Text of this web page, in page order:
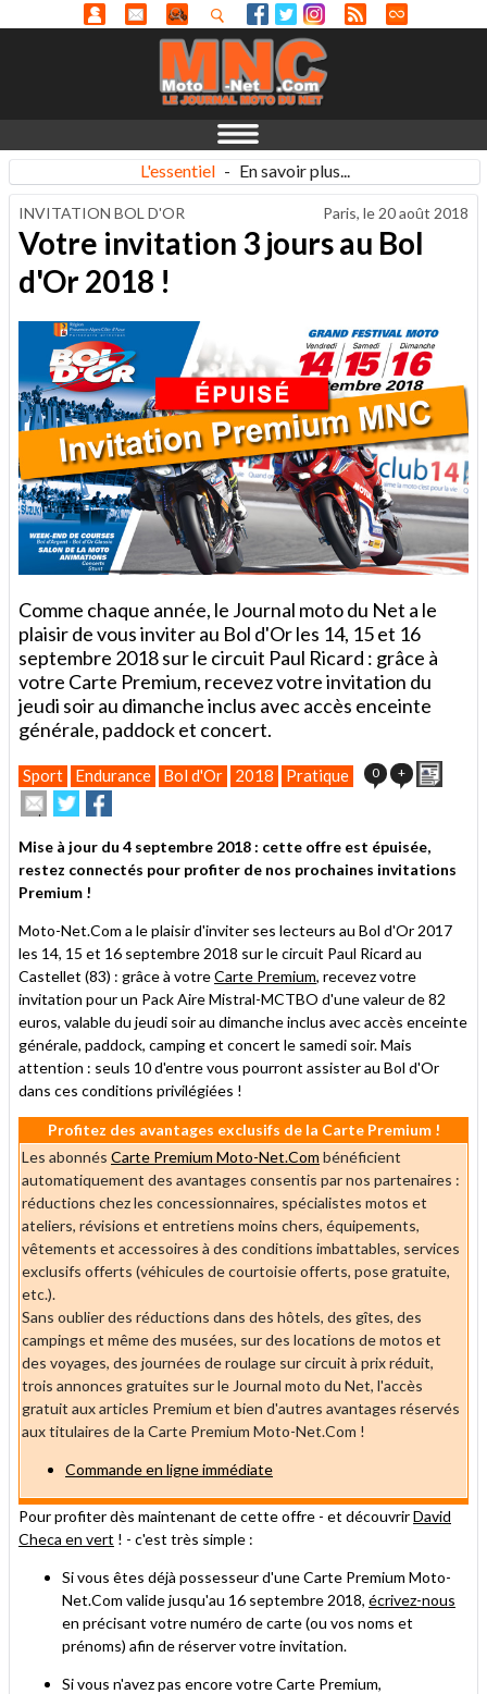
L'essentiel - En savoir plus...
INVITATION BOL D'OR Paris, le 20 août 2018
Votre invitation 3 jours au Bol
d'Or 2018 !
Comme chaque année, le Journal moto du Net a le
plaisir de vous inviter au Bol d'Or les 14, 15 et 16
septembre 2018 sur le circuit Paul Ricard : grâce à
votre Carte Premium, recevez votre invitation du
jeudi soir au dimanche inclus avec accès enceinte
générale, paddock et concert.
Sport Endurance Bol d'Or 2018 Pratique 0 +
Envoyer
cet
à
un
ami
Partager
sur
sur
Mise à jour du 4 septembre 2018 : cette offre est épuisée,
restez connectés pour profiter de nos prochaines invitations
Premium !
Moto-Net.Com a le plaisir d'inviter ses lecteurs au Bol d'Or 2017
les 14, 15 et 16 septembre 2018 sur le circuit Paul Ricard au
Castellet (83) : grâce à votreCarte Premium, recevez votre
invitation pour un Pack Aire Mistral-MCTBO d'une valeur de 82
euros, valable du jeudi soir au dimanche inclus avec accès enceinte
générale, paddock, camping et concert le samedi soir. Mais
attention : seuls 10 d'entre vous pourront assister au Bol d'Or
dans ces conditions privilégiées !
Profitez des avantages exclusifs de la Carte Premium !
Les abonnés Carte Premium Moto-Net.Com bénéficient
automatiquement des avantages consentis par nos partenaires :
réductions chez les concessionnaires, spécialistes motos et
ateliers, révisions et entretiens moins chers, équipements,
vêtements et accessoires à des conditions imbattables, services
exclusifs offerts (véhicules de courtoisie offerts, pose gratuite,
etc.).
Sans oublier des réductions dans des hôtels, des gîtes, des
campings et même des musées, sur des locations de motos et
des voyages, des journées de roulage sur circuit à prix réduit,
trois annonces gratuites sur le Journal moto du Net, l'accès
gratuit aux articles Premium et bien d'autres avantages réservés
aux titulaires de la Carte Premium Moto-Net.Com !
Commande en ligne immédiate
Pour profiter dès maintenant de cette offre - et découvrirDavid
Checa en vert ! - c'est très simple :
Si vous êtes déjà possesseur d'une Carte Premium Moto-
Net.Com valide jusqu'au 16 septembre 2018, écrivez-nous
en précisant votre numéro de carte (ou vos noms et
prénoms) afin de réserver votre invitation.
Si vous n'avez pas encore votre Carte Premium,